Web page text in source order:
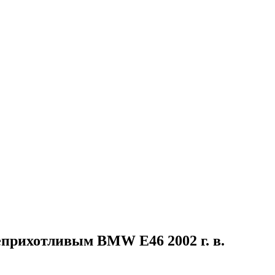
BMW Е46 2002 г. в.